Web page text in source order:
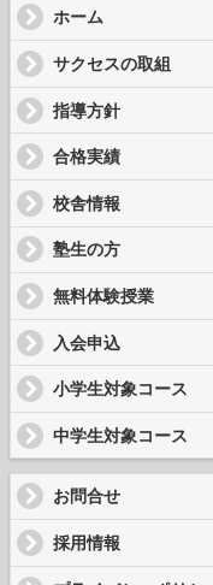
ホーム
サクセスの取組
指導方針
合格実績
校舎情報
塾生の方
無料体験授業
入会申込
小学生対象コース
中学生対象コース
お問合せ
採用情報